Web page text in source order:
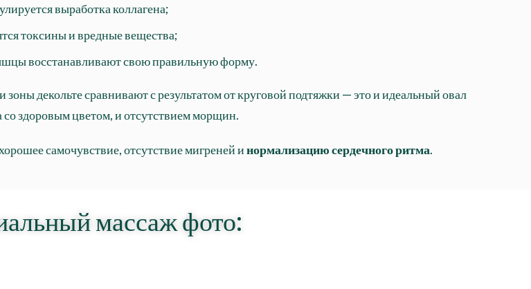
выработка коллагена;
токсины и вредные вещества;
восстанавливают свою правильную форму.
декольте сравнивают с результатом от круговой подтяжки — это и идеальный овал
со здоровым цветом, и отсутствием морщин.
самочувствие, отсутствиемигренейинормализацию сердечного ритма.
массаж фото: